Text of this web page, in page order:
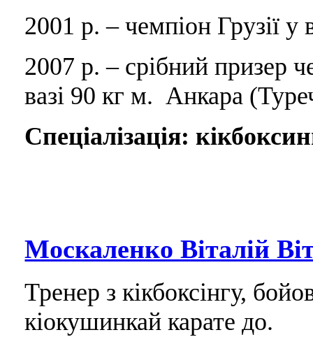
2001 р. – чемпіон Грузії у
2007 р. – срібний призер
вазі 90 кг м. Анкара
Спеціалізація:
Москаленко Віталій
Тренер з кікбоксінгу,
кіокушинкай карате до.